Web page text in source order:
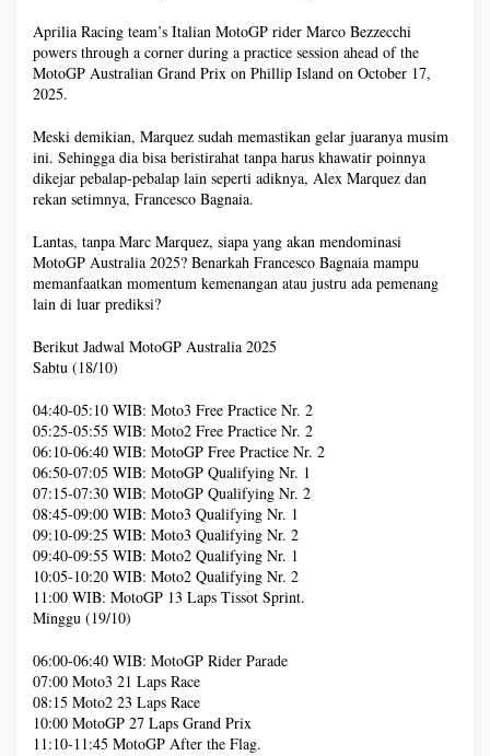
Aprilia Racing team’s Italian MotoGP rider Marco Bezzecchi
powers through a corner during a practice session ahead of the
MotoGP Australian Grand Prix on Phillip Island on October 17,
2025.
Meski demikian, Marquez sudah memastikan gelar juaranya musim
ini. Sehingga dia bisa beristirahat tanpa harus khawatir poinnya
dikejar pebalap-pebalap lain seperti adiknya, Alex Marquez dan
rekan setimnya, Francesco Bagnaia.
Lantas, tanpa Marc Marquez, siapa yang akan mendominasi
MotoGP Australia 2025? Benarkah Francesco Bagnaia mampu
memanfaatkan momentum kemenangan atau justru ada pemenang
lain di luar prediksi?
Berikut Jadwal MotoGP Australia 2025
Sabtu (18/10)
04:40-05:10 WIB: Moto3 Free Practice Nr. 2
05:25-05:55 WIB: Moto2 Free Practice Nr. 2
06:10-06:40 WIB: MotoGP Free Practice Nr. 2
06:50-07:05 WIB: MotoGP Qualifying Nr. 1
07:15-07:30 WIB: MotoGP Qualifying Nr. 2
08:45-09:00 WIB: Moto3 Qualifying Nr. 1
09:10-09:25 WIB: Moto3 Qualifying Nr. 2
09:40-09:55 WIB: Moto2 Qualifying Nr. 1
10:05-10:20 WIB: Moto2 Qualifying Nr. 2
11:00 WIB: MotoGP 13 Laps Tissot Sprint.
Minggu (19/10)
06:00-06:40 WIB: MotoGP Rider Parade
07:00 Moto3 21 Laps Race
08:15 Moto2 23 Laps Race
10:00 MotoGP 27 Laps Grand Prix
11:10-11:45 MotoGP After the Flag.